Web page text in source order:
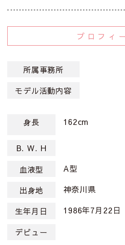
プロフィ
所属事務所
モデル活動内容
身長 162cm
B. W. H
血液型
A型
出身地 神奈川県
生年月日 1986年7月22日
デビュー